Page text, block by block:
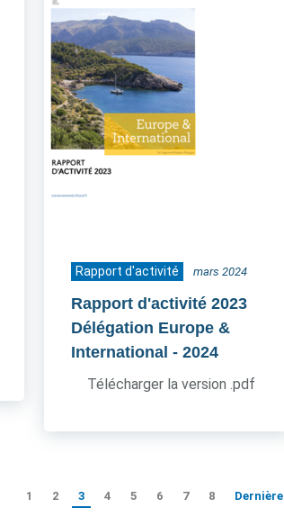
Rapport d'activité mars 2024
Rapport d'activité 2023
Délégation Europe &
International - 2024
Télécharger la version .pdf
1 2 3 4 5 6 7 8 Dernière